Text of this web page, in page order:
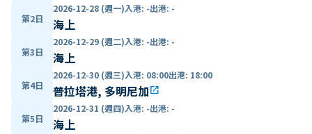
第2日
2026-12-28 (週一)入港: -出港: -
海上
第3日
2026-12-29 (週二)入港: -出港: -
海上
第4日
2026-12-30 (週三)入港: 08:00出港: 18:00
普拉塔港, 多明尼加open_in_new
第5日
2026-12-31 (週四)入港: -出港: -
海上